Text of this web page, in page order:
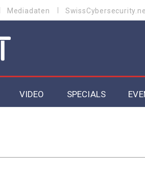
Mediadaten
VIDEO SPECIALS